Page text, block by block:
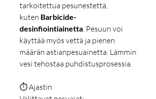
tarkoitettua pesunestettä,
kuten Barbicide-
desinfiointiainetta. Pesuun voi
käyttää myös vettä ja pienen
määrän astianpesuainetta. Lämmin
vesi tehostaa puhdistusprosessia.
⏱ Ajastin